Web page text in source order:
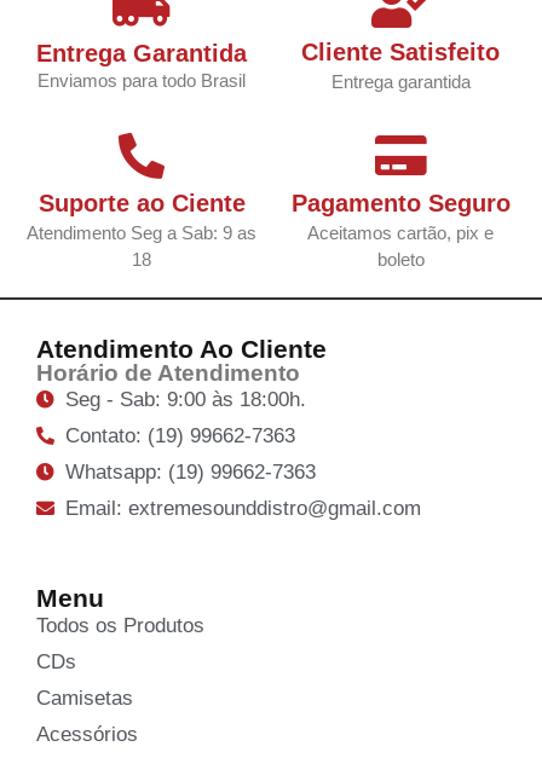
Entrega Garantida
Enviamos para todo Brasil
Cliente Satisfeito
Entrega garantida
Suporte ao Ciente
Atendimento Seg a Sab: 9 as
18
Pagamento Seguro
Aceitamos cartão, pix e
boleto
Atendimento Ao Cliente
Horário de Atendimento
Seg - Sab: 9:00 às 18:00h.
Contato: (19) 99662-7363
Whatsapp: (19) 99662-7363
Email: extremesounddistro@gmail.com
Menu
Todos os Produtos
CDs
Camisetas
Acessórios